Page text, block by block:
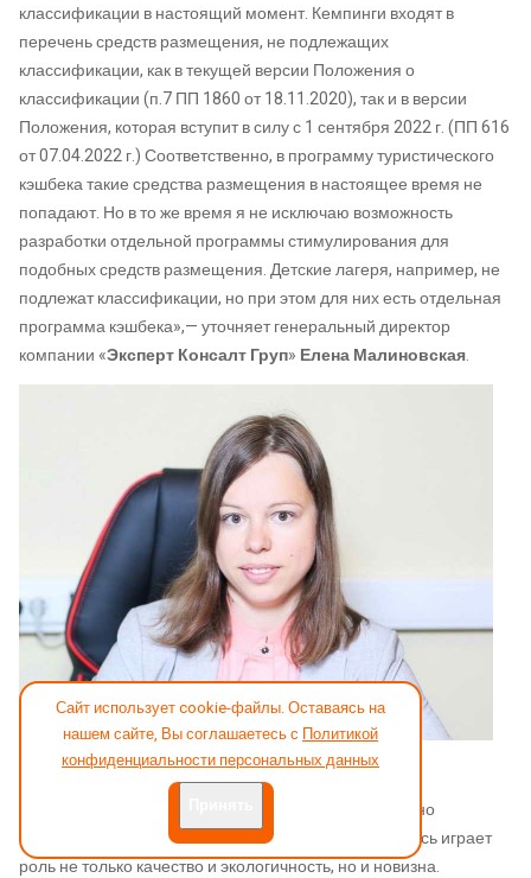
классификации в настоящий момент. Кемпинги входят в
перечень средств размещения, не подлежащих
классификации, как в текущей версии Положения о
классификации (п.7 ПП 1860 от 18.11.2020), так и в версии
Положения, которая вступит в силу с 1 сентября 2022 г. (ПП 616
от 07.04.2022 г.) Соответственно, в программу туристического
кэшбека такие средства размещения в настоящее время не
попадают. Но в то же время я не исключаю возможность
разработки отдельной программы стимулирования для
подобных средств размещения. Детские лагеря, например, не
подлежат классификации, но при этом для них есть отдельная
программа кэшбека»,— уточняет генеральный директор
компании «Эксперт Консалт Груп» Елена Малиновская.
Елена Малиновская
Тем не менее, размещение в глэмпинге — достаточно
привлекательный формат для гостей, поскольку здесь играет
роль не только качество и экологичность, но и новизна.
Сайт использует cookie-файлы. Оставаясь на
нашем сайте, Вы соглашаетесь с Политикой
конфиденциальности персональных данных